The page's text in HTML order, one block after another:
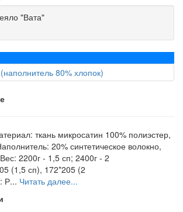
"Вата"
ткань микросатин 100% полиэстер,
20% синтетическое волокно,
2200г - 1,5 сп; 2400г - 2
(1,5 сп), 172*205 (2
Р... Читать далее...